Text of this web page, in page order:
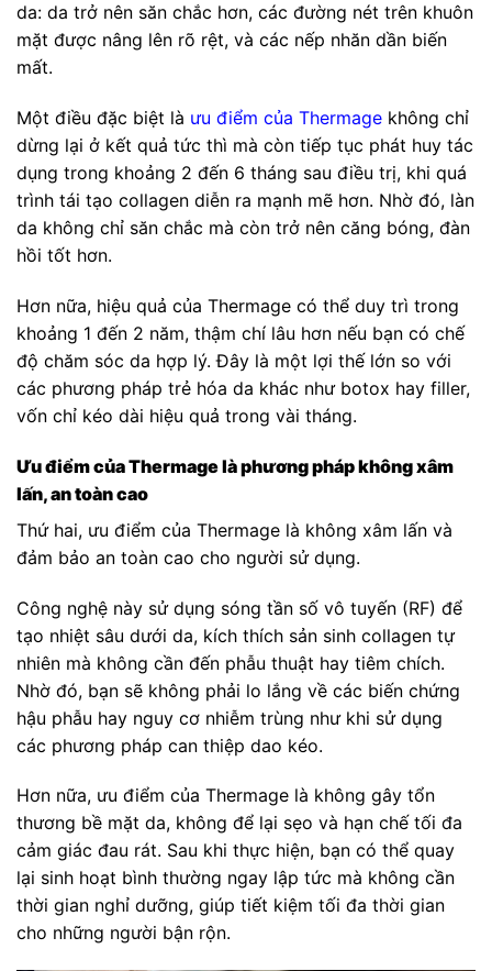
da: da trở nên săn chắc hơn, các đường nét trên khuôn
mặt được nâng lên rõ rệt, và các nếp nhăn dần biến
mất.
Một điều đặc biệt là ưu điểm của Thermage không chỉ
dừng lại ở kết quả tức thì mà còn tiếp tục phát huy tác
dụng trong khoảng 2 đến 6 tháng sau điều trị, khi quá
trình tái tạo collagen diễn ra mạnh mẽ hơn. Nhờ đó, làn
da không chỉ săn chắc mà còn trở nên căng bóng, đàn
hồi tốt hơn.
Hơn nữa, hiệu quả của Thermage có thể duy trì trong
khoảng 1 đến 2 năm, thậm chí lâu hơn nếu bạn có chế
độ chăm sóc da hợp lý. Đây là một lợi thế lớn so với
các phương pháp trẻ hóa da khác như botox hay filler,
vốn chỉ kéo dài hiệu quả trong vài tháng.
Ưu điểm của Thermage là phương pháp không xâm
lấn, an toàn cao
Thứ hai, ưu điểm của Thermage là không xâm lấn và
đảm bảo an toàn cao cho người sử dụng.
Công nghệ này sử dụng sóng tần số vô tuyến (RF) để
tạo nhiệt sâu dưới da, kích thích sản sinh collagen tự
nhiên mà không cần đến phẫu thuật hay tiêm chích.
Nhờ đó, bạn sẽ không phải lo lắng về các biến chứng
hậu phẫu hay nguy cơ nhiễm trùng như khi sử dụng
các phương pháp can thiệp dao kéo.
Hơn nữa, ưu điểm của Thermage là không gây tổn
thương bề mặt da, không để lại sẹo và hạn chế tối đa
cảm giác đau rát. Sau khi thực hiện, bạn có thể quay
lại sinh hoạt bình thường ngay lập tức mà không cần
thời gian nghỉ dưỡng, giúp tiết kiệm tối đa thời gian
cho những người bận rộn.